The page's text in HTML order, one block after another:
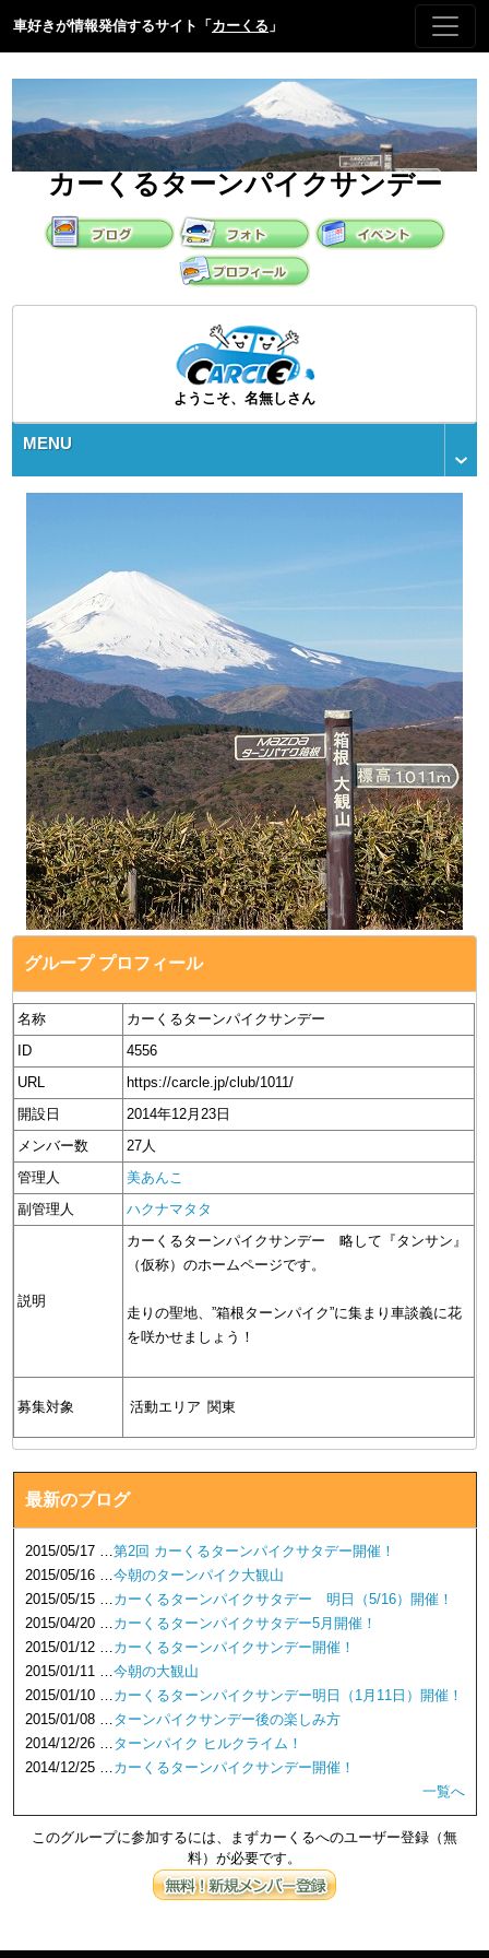
車好きが情報発信するサイト「 カーくる 」
カーくるターンパイクサンデー
ようこそ、名無しさん
MENU
グループ プロフィール
名称
カーくるターンパイクサンデー
ID
4556
URL
https://carcle.jp/club/1011/
開設日
2014年12月23日
メンバー数
27人
管理人
美あんこ
副管理人
ハクナマタタ
説明
カーくるターンパイクサンデー 略して『タンサン』
（仮称）のホームページです。
走りの聖地、”箱根ターンパイク”に集まり車談義に花
を咲かせましょう！
募集対象 活動エリア 関東
最新のブログ
2015/05/17 …第2回 カーくるターンパイクサタデー開催！
2015/05/16 …今朝のターンパイク大観山
2015/05/15 …カーくるターンパイクサタデー 明日（5/16）開催！
2015/04/20 …カーくるターンパイクサタデー5月開催！
2015/01/12 …カーくるターンパイクサンデー開催！
2015/01/11 …今朝の大観山
2015/01/10 …カーくるターンパイクサンデー明日（1月11日）開催！
2015/01/08 …ターンパイクサンデー後の楽しみ方
2014/12/26 …ターンパイク ヒルクライム！
2014/12/25 …カーくるターンパイクサンデー開催！
一覧へ
このグループに参加するには、まずカーくるへのユーザー登録（無
料）が必要です。